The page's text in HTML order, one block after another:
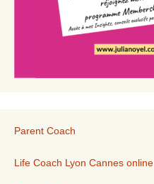
Parent Coach
Life Coach Lyon Cannes online